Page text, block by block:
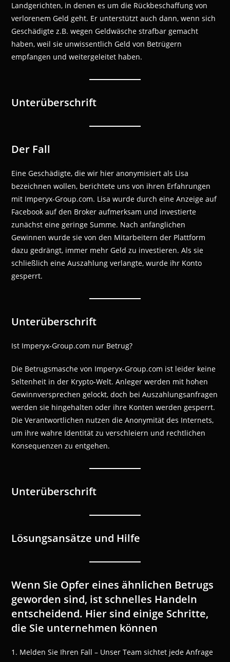
Landgerichten, in denen es um die Rückbeschaffung von
verlorenem Geld geht. Er unterstützt auch dann, wenn sich
Geschädigte z.B. wegen Geldwäsche strafbar gemacht
haben, weil sie unwissentlich Geld von Betrügern
empfangen und weitergeleitet haben.
Unterüberschrift
Der Fall
Eine Geschädigte, die wir hier anonymisiert als Lisa
bezeichnen wollen, berichtete uns von ihren Erfahrungen
mit Imperyx-Group.com. Lisa wurde durch eine Anzeige auf
Facebook auf den Broker aufmerksam und investierte
zunächst eine geringe Summe. Nach anfänglichen
Gewinnen wurde sie von den Mitarbeitern der Plattform
dazu gedrängt, immer mehr Geld zu investieren. Als sie
schließlich eine Auszahlung verlangte, wurde ihr Konto
gesperrt.
Unterüberschrift
Ist Imperyx-Group.com nur Betrug?
Die Betrugsmasche von Imperyx-Group.com ist leider keine
Seltenheit in der Krypto-Welt. Anleger werden mit hohen
Gewinnversprechen gelockt, doch bei Auszahlungsanfragen
werden sie hingehalten oder ihre Konten werden gesperrt.
Die Verantwortlichen nutzen die Anonymität des Internets,
um ihre wahre Identität zu verschleiern und rechtlichen
Konsequenzen zu entgehen.
Unterüberschrift
Lösungsansätze und Hilfe
Wenn Sie Opfer eines ähnlichen Betrugs
geworden sind, ist schnelles Handeln
entscheidend. Hier sind einige Schritte,
die Sie unternehmen können
1. Melden Sie Ihren Fall – Unser Team sichtet jede Anfrage